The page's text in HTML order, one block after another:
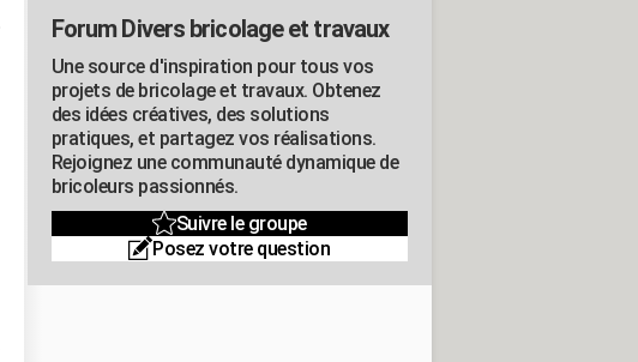
Forum Divers bricolage et travaux
Une source d'inspiration pour tous vos
projets de bricolage et travaux. Obtenez
des idées créatives, des solutions
pratiques, et partagez vos réalisations.
Rejoignez une communauté dynamique de
bricoleurs passionnés.
Suivre le groupe
Posez votre question